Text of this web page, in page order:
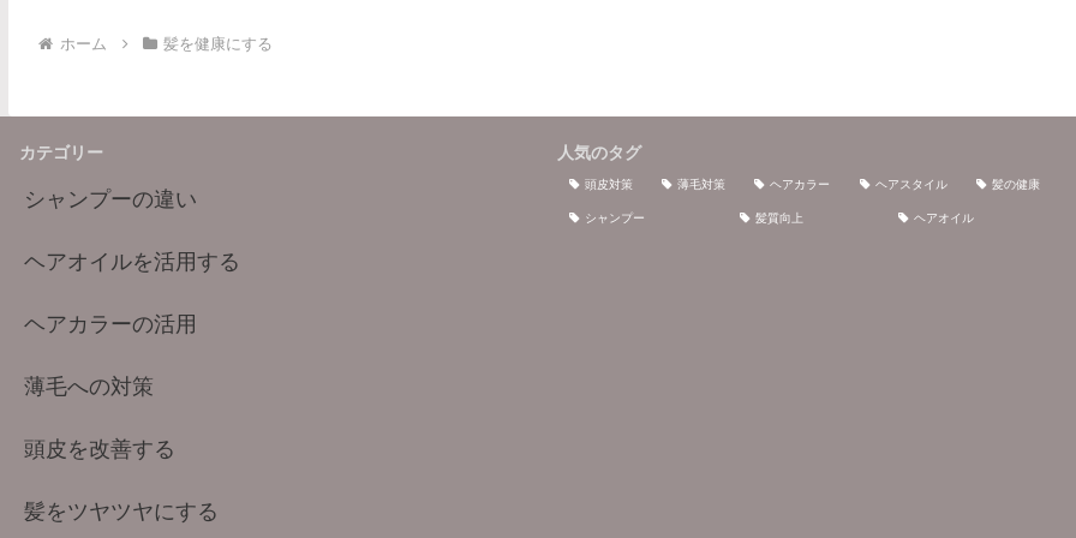
ホーム 髪を健康にする
カテゴリー
シャンプーの違い
ヘアオイルを活用する
ヘアカラーの活用
薄毛への対策
頭皮を改善する
髪をツヤツヤにする
人気のタグ
頭皮対策 薄毛対策 ヘアカラー ヘアスタイル 髪の健康
シャンプー 髪質向上 ヘアオイル